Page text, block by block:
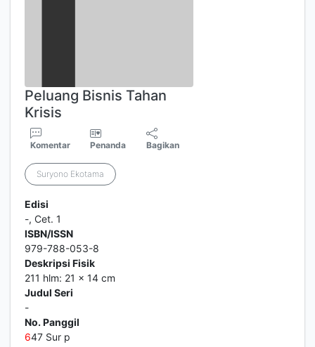
Peluang Bisnis Tahan
Krisis
Komentar Penanda Bagikan
Suryono Ekotama
Edisi
-, Cet. 1
ISBN/ISSN
979-788-053-8
Deskripsi Fisik
211 hlm: 21 x 14 cm
Judul Seri
-
No. Panggil
647 Sur p